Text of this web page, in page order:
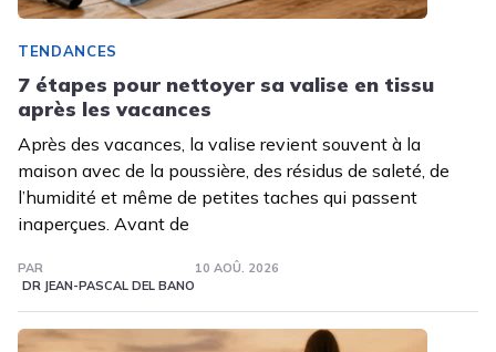
TENDANCES
7 étapes pour nettoyer sa valise en tissu
après les vacances
Après des vacances, la valise revient souvent à la
maison avec de la poussière, des résidus de saleté, de
l’humidité et même de petites taches qui passent
inaperçues. Avant de
PAR
DR JEAN-PASCAL DEL BANO
10 AOÛ. 2026